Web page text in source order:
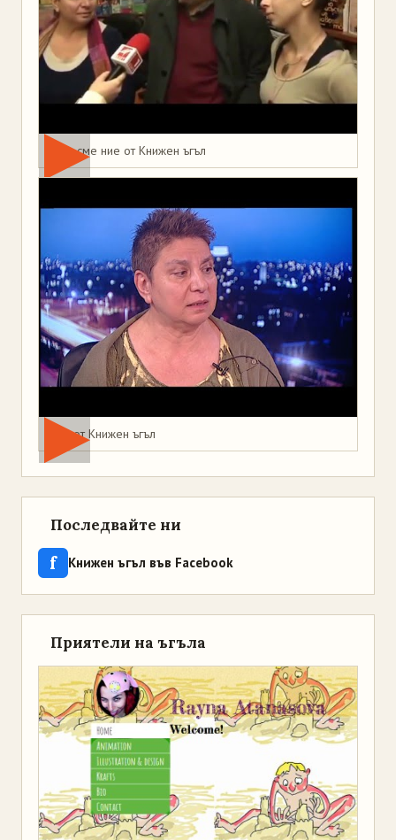
Това сме ние от Книжен ъгъл
Мая от Книжен ъгъл
Последвайте ни
f Книжен ъгъл във Facebook
Приятели на ъгъла